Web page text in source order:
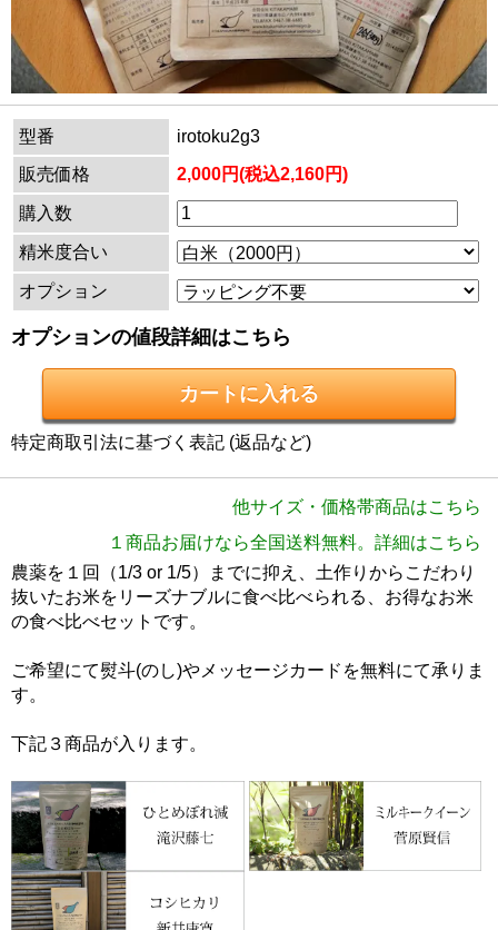
型番
irotoku2g3
販売価格
2,000円(税込2,160円)
購入数
精米度合い
オプション
オプションの値段詳細はこちら
特定商取引法に基づく表記 (返品など)
他サイズ・価格帯商品はこちら
無農薬 2合×2パック（1,620円）
無農薬 2合×3パック（2,040円）
無農薬 3合×2パック（1,960円）
特別栽培 2合×3パック（1,850円）
お米＋もち麦（1,960円）
プチ食べ比べTOP
１商品お届けなら全国送料無料。詳細はこちら
農薬を１回（1/3 or 1/5）までに抑え、土作りからこだわり
抜いたお米をリーズナブルに食べ比べられる、お得なお米
の食べ比べセットです。
ご希望にて熨斗(のし)やメッセージカードを無料にて承りま
す。
下記３商品が入ります。